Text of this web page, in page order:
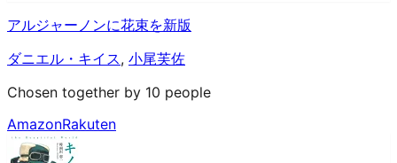
アルジャーノンに花束を新版
ダニエル・キイス, 小尾芙佐
Chosen together by 10 people
AmazonRakuten